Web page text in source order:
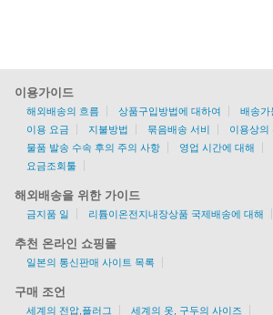
이용가이드
해외배송의 흐름 상품구입방법에 대하여 배송가
이용 요금
지불방법 묶음배송 서비
이용상의
물품 발송 수속 후의 주의 사항
영업 시간에 대해
요금조회툴
해외배송을 위한 가이드
금지품 일 리튬이온전지내장상품 국제배송에 대해
추천 온라인 쇼핑몰
일본의 통신판매 사이트 목록
구매 조언
세계의 전압,플러그 세계의 옷, 구두의 사이즈